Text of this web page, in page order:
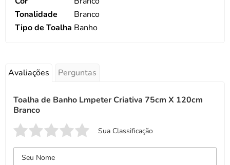
Tonalidade
Branco
Tipo de Toalha Banho
Avaliações Perguntas
Toalha de Banho Lmpeter Criativa 75cm X 120cm
Branco
Sua Classificação